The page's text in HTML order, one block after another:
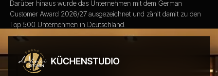
Darüber hinaus wurde das Unternehmen mit dem German
Customer Award 2026/27 ausgezeichnet und zählt damit zu den
Top 500 Unternehmen in Deutschland.